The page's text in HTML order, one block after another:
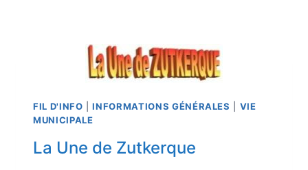
FIL D'INFO |INFORMATIONS GÉNÉRALES
VIE
MUNICIPALE
La Une de Zutkerque